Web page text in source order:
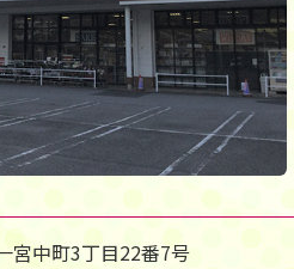
中町3丁目22番7号